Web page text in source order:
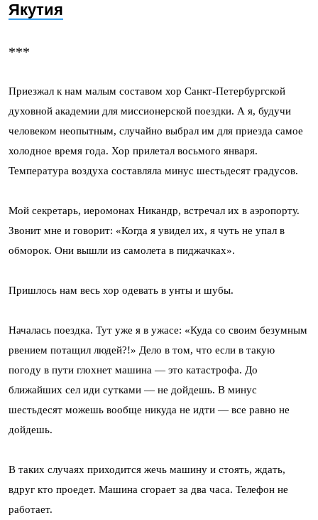
Якутия
***
Приезжал к нам малым составом хор Санкт-Петербургской
духовной академии для миссионерской поездки. А я, будучи
человеком неопытным, случайно выбрал им для приезда самое
холодное время года. Хор прилетал восьмого января.
Температура воздуха составляла минус шестьдесят градусов.
Мой секретарь, иеромонах Никандр, встречал их в аэропорту.
Звонит мне и говорит: «Когда я увидел их, я чуть не упал в
обморок. Они вышли из самолета в пиджачках».
Пришлось нам весь хор одевать в унты и шубы.
Началась поездка. Тут уже я в ужасе: «Куда со своим безумным
рвением потащил людей?!» Дело в том, что если в такую
погоду в пути глохнет машина — это катастрофа. До
ближайших сел иди сутками — не дойдешь. В минус
шестьдесят можешь вообще никуда не идти — все равно не
дойдешь.
В таких случаях приходится жечь машину и стоять, ждать,
вдруг кто проедет. Машина сгорает за два часа. Телефон не
работает.